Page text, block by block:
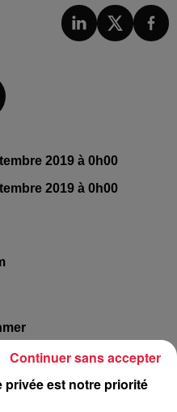
2019 à 0h00
2019 à 0h00
privée est notre priorité
Continuer sans accepter